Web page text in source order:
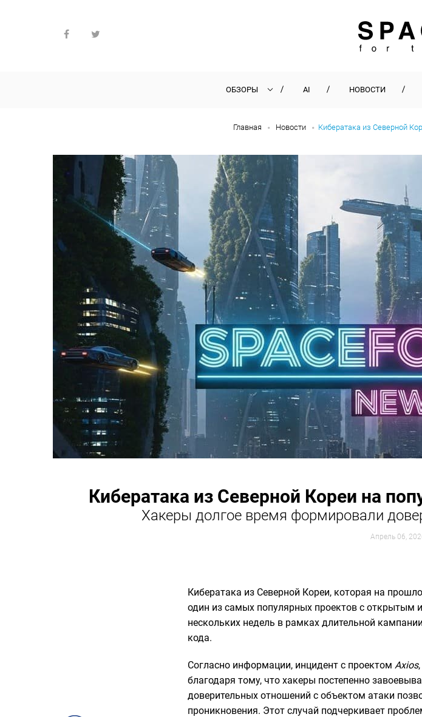
ОБЗОРЫ AI НОВОСТИ
Главная Новости Кибератака из Северной
Кибератака из Северной Кореи на
Хакеры долгое время формировали
Апрель 06,
Кибератака из Северной Кореи, которая на
один из самых популярных проектов с открытым
нескольких недель в рамках длительной
кода.
Согласно информации, инцидент с проектомAxios
благодаря тому, что хакеры постепенно
доверительных отношений с объектом атаки
проникновения. Этот случай подчеркивает